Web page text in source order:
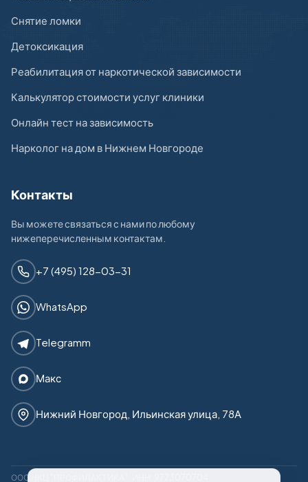
Снятие ломки
Детоксикация
Реабилитация от наркотической зависимости
Калькулятор стоимости услуг клиники
Онлайн тест на зависимость
Нарколог на дом в Нижнем Новгороде
Контакты
Вы можете связаться с нами по любому
нижеперечисленным контактам.
+7 (495) 128-03-31
WhatsApp
Telegramm
Макс
Нижний Новгород, Ильинская улица, 78А
ООО НКЦ "ПРОФИЛАКТИКА"